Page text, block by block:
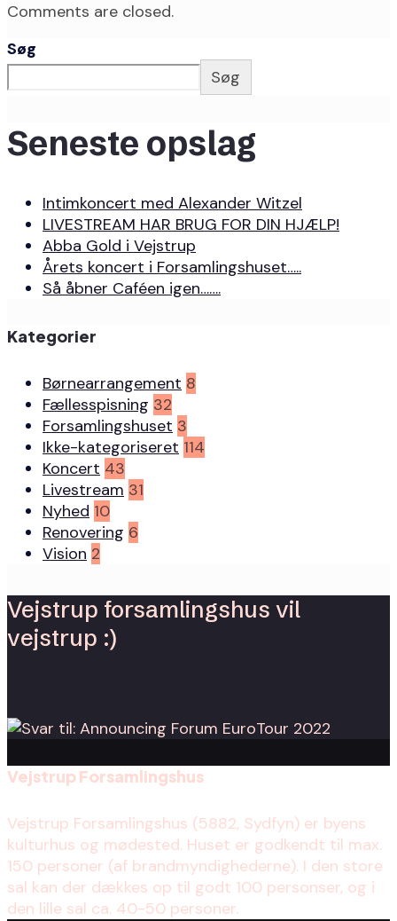
Comments are closed.
Søg
Søg
Seneste opslag
Intimkoncert med Alexander Witzel
LIVESTREAM HAR BRUG FOR DIN HJÆLP!
Abba Gold i Vejstrup
Årets koncert i Forsamlingshuset…..
Så åbner Caféen igen…….
Kategorier
Børnearrangement 8
Fællesspisning 32
Forsamlingshuset 3
Ikke-kategoriseret 114
Koncert 43
Livestream 31
Nyhed 10
Renovering 6
Vision 2
Vejstrup forsamlingshus vil
vejstrup :)
Vejstrup Forsamlingshus
Vejstrup Forsamlingshus (5882, Sydfyn) er byens
kulturhus og mødested. Huset er godkendt til max.
150 personer (af brandmyndighederne). I den store
sal kan der dækkes op til godt 100 personser, og i
den lille sal ca. 40-50 personer.